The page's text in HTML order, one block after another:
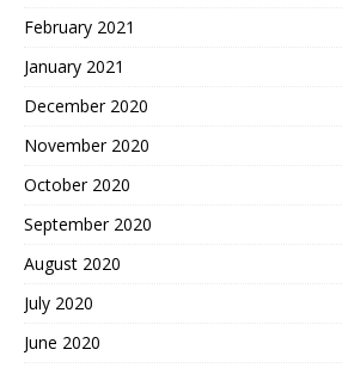
February 2021
January 2021
December 2020
November 2020
October 2020
September 2020
August 2020
July 2020
June 2020